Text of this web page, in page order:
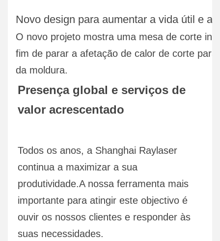
Novo design para aumentar a vida útil e a
O novo projeto mostra uma mesa de corte
fim de parar a afetação de calor de corte
da moldura.
Presença global e serviços de
valor acrescentado
Todos os anos, a Shanghai Raylaser
continua a maximizar a sua
produtividade.A nossa ferramenta mais
importante para atingir este objectivo é
ouvir os nossos clientes e responder às
suas necessidades.